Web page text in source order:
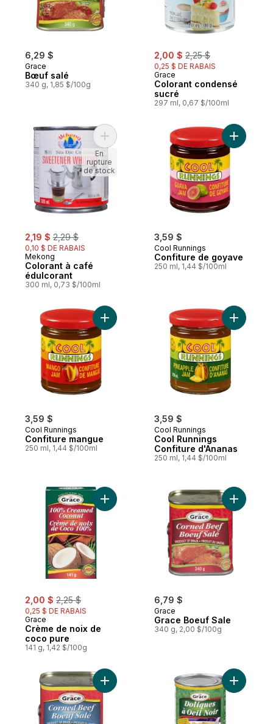
6,29 $
Grace
Bœuf salé
340 g, 1,85 $/100g
sale:
2,00 $ , formerly:
2,25 $
0,25 $ DE RABAIS
Grace
Colorant condensé
sucré
297 ml, 0,67 $/100ml
sale:
2,19 $ , formerly:
2,29 $
0,10 $ DE RABAIS
Mekong
Colorant à café
édulcorant
300 ml, 0,73 $/100ml
Ajouter Colorant à café édulcorant au
En
rupture
de stock
3,59 $
Cool Runnings
Confiture de goyave
250 ml, 1,44 $/100ml
Ajouter
3,59 $
Cool Runnings
Confiture mangue
250 ml, 1,44 $/100ml
Ajouter Confiture mangue au panier
3,59 $
Cool Runnings
Cool Runnings
Confiture d'Ananas
250 ml, 1,44 $/100ml
Ajouter
sale:
2,00 $ , formerly:
2,25 $
0,25 $ DE RABAIS
Grace
Crème de noix de
coco pure
141 g, 1,42 $/100g
Ajouter Crème de noix de coco pure au
6,79 $
Grace
Grace Boeuf Sale
340 g, 2,00 $/100g
Ajouter
Ajouter Grace Boeuf Sale Reduit Sodium
Ajouter